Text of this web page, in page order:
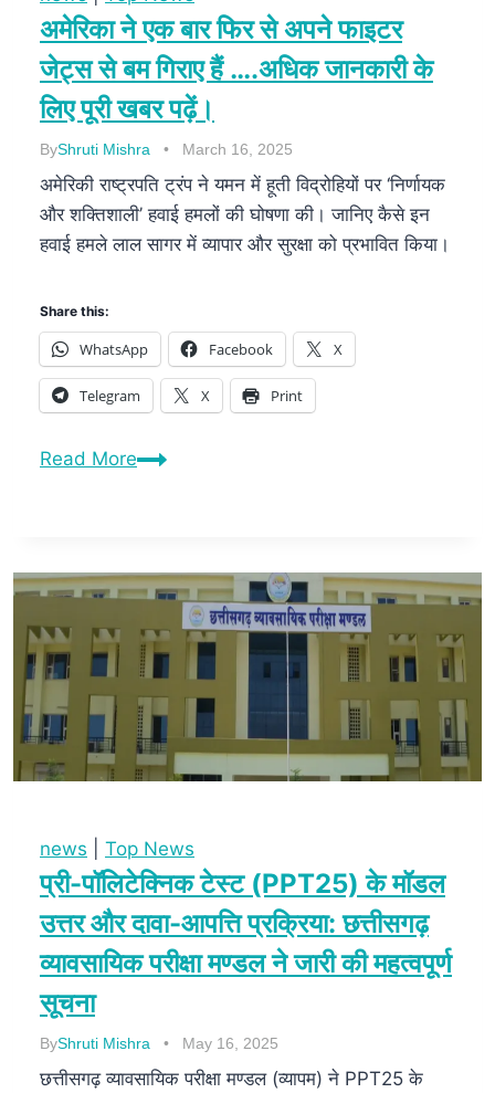
अमेरिका ने एक बार फिर से अपने फाइटर
जेट्स से बम गिराए हैं ….अधिक जानकारी के
लिए पूरी खबर पढ़ें।
ByShruti Mishra March 16, 2025
अमेरिकी राष्ट्रपति ट्रंप ने यमन में हूती विद्रोहियों पर ‘निर्णायक
और शक्तिशाली’ हवाई हमलों की घोषणा की। जानिए कैसे इन
हवाई हमले लाल सागर में व्यापार और सुरक्षा को प्रभावित किया।
Share this:
WhatsApp Facebook X
Telegram X Print
Read More
news Top News
प्री-पॉलिटेक्निक टेस्ट (PPT25) के मॉडल
उत्तर और दावा-आपत्ति प्रक्रिया: छत्तीसगढ़
व्यावसायिक परीक्षा मण्डल ने जारी की महत्वपूर्ण
सूचना
ByShruti Mishra May 16, 2025
छत्तीसगढ़ व्यावसायिक परीक्षा मण्डल (व्यापम) ने PPT25 के